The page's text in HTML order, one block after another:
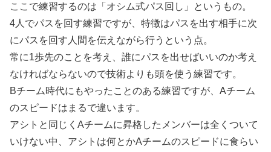
ここで練習するのは「オシム式パス回し」というもの。
4人でパスを回す練習ですが、特徴はパスを出す相手に次
にパスを回す人間を伝えながら行うという点。
常に1歩先のことを考え、誰にパスを出せばいいのか考え
なければならないので技術よりも頭を使う練習です。
Bチーム時代にもやったことのある練習ですが、Aチーム
のスピードはまるで違います。
アシトと同じくAチームに昇格したメンバーは全くついて
いけない中、アシトは何とかAチームのスピードに食らい